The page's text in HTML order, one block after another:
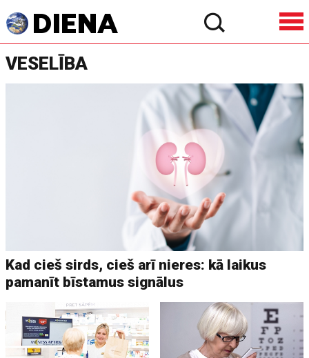
VESELĪBA
Kad cieš sirds, cieš arī nieres: kā laikus
pamanīt bīstamus signālus